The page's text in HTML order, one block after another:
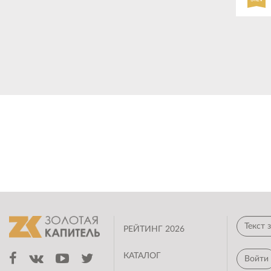
РЕЙТИНГ 2026
КАТАЛОГ Войти